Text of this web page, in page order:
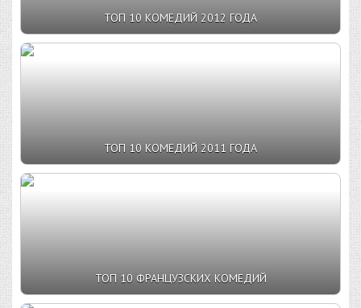
ТОП 10 КОМЕДИЙ 2012 ГОДА
ТОП 10 КОМЕДИЙ 2011 ГОДА
ТОП 10 ФРАНЦУЗСКИХ КОМЕДИЙ